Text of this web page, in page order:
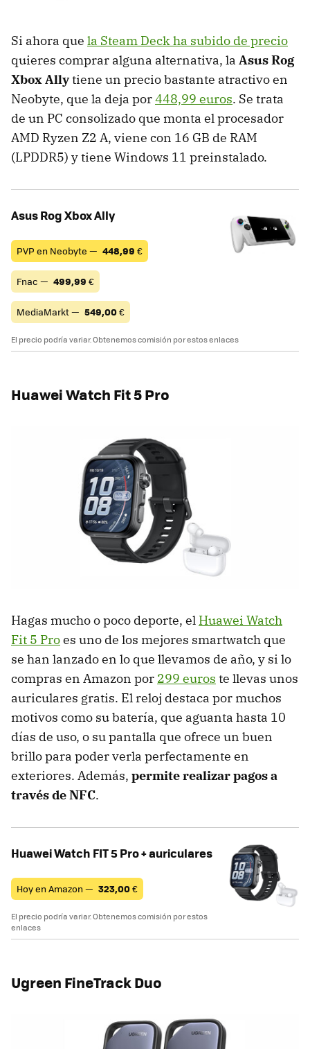
Si ahora que la Steam Deck ha subido de precio
quieres comprar alguna alternativa, la Asus Rog
Xbox Allytiene un precio bastante atractivo en
Neobyte, que la deja por448,99 euros. Se trata
de un PC consolizado que monta el procesador
AMD Ryzen Z2 A, viene con 16 GB de RAM
(LPDDR5) y tiene Windows 11 preinstalado.
Asus Rog Xbox Ally
PVP en Neobyte — 448,99 €
Fnac — 499,99 €
MediaMarkt — 549,00€
El precio podría variar. Obtenemos comisión por estos enlaces
Huawei Watch Fit 5 Pro
Hagas mucho o poco deporte, el Huawei Watch
Fit 5 Proes uno de los mejores smartwatch que
se han lanzado en lo que llevamos de año, y si lo
compras en Amazon por 299 euros te llevas unos
auriculares gratis. El reloj destaca por muchos
motivos como su batería, que aguanta hasta 10
días de uso, o su pantalla que ofrece un buen
brillo para poder verla perfectamente en
exteriores. Además, permite realizar pagos a
través de NFC.
Huawei Watch FIT 5 Pro + auriculares
Hoy en Amazon — 323,00€
El precio podría variar. Obtenemos comisión por estos
enlaces
Ugreen FineTrack Duo